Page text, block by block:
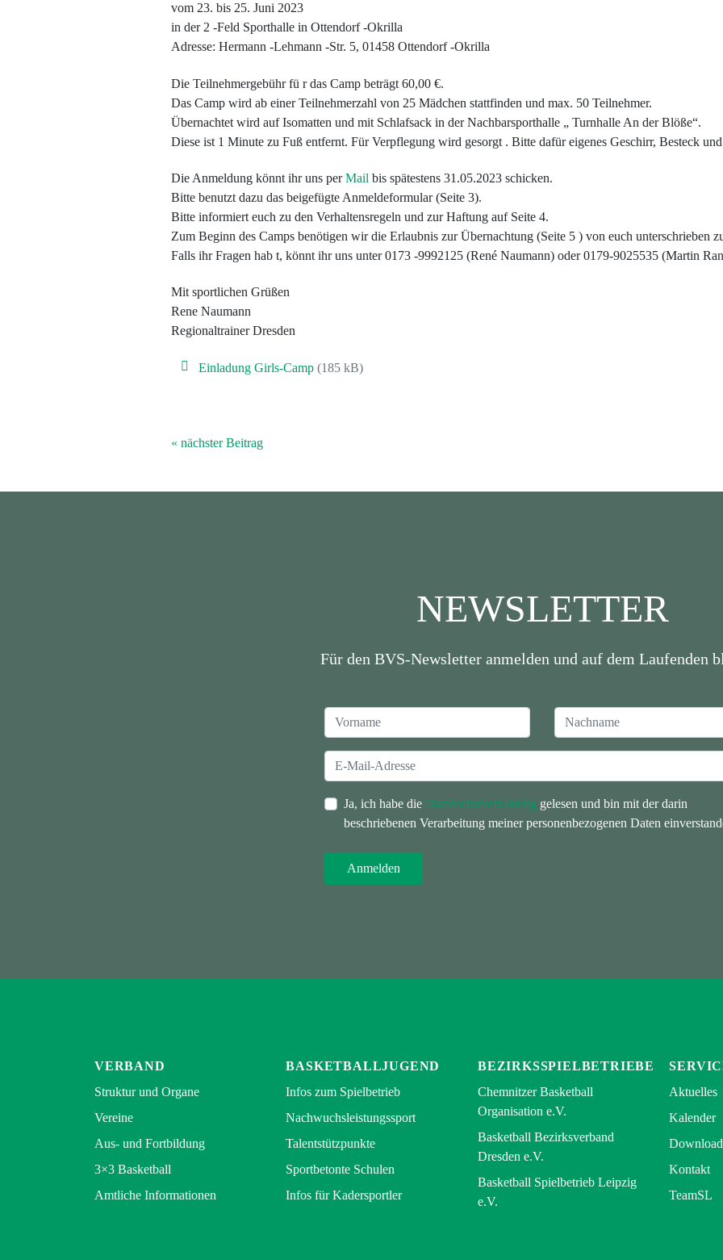
vom 23. bis 25. Juni 2023
in der 2 -Feld Sporthalle in Ottendorf -Okrilla
Adresse: Hermann -Lehmann -Str. 5, 01458 Ottendorf -Okrilla
Die Teilnehmergebühr fü r das Camp beträgt 60,00 €.
Das Camp wird ab einer Teilnehmerzahl von 25 Mädchen stattfinden und max. 50 Teilnehmer.
Übernachtet wird auf Isomatten und mit Schlafsack in der Nachbarsporthalle „ Turnhalle An der Blöße“.
Diese ist 1 Minute zu Fuß entfernt. Für Verpflegung wird gesorgt . Bitte dafür eigenes Geschirr, Besteck
Die Anmeldung könnt ihr uns perMail bis spätestens 31.05.2023 schicken.
Bitte benutzt dazu das beigefügte Anmeldeformular (Seite 3).
Bitte informiert euch zu den Verhaltensregeln und zur Haftung auf Seite 4.
Zum Beginn des Camps benötigen wir die Erlaubnis zur Übernachtung (Seite 5 ) von euch unterschrieben
Falls ihr Fragen hab t, könnt ihr uns unter 0173 -9992125 (René Naumann) oder 0179-9025535 (Martin
Mit sportlichen Grüßen
Rene Naumann
Regionaltrainer Dresden
Einladung Girls-Camp (185 kB)
« nächster Beitrag
NEWSLETTER
Für den BVS-Newsletter anmelden und auf dem Laufenden
Ja, ich habe die Datenschutzerklärung gelesen und bin mit der darin
beschriebenen Verarbeitung meiner personenbezogenen Daten
VERBAND
Struktur und Organe
Vereine
Aus- und Fortbildung
3×3 Basketball
Amtliche Informationen
BASKETBALLJUGEND
Infos zum Spielbetrieb
Nachwuchsleistungssport
Talentstützpunkte
Sportbetonte Schulen
Infos für Kadersportler
BEZIRKSSPIELBETRIEBE
Chemnitzer Basketball
Organisation e.V.
Basketball Bezirksverband
Dresden e.V.
Basketball Spielbetrieb Leipzig
e.V.
Aktuelles
Kalender
Kontakt
TeamSL